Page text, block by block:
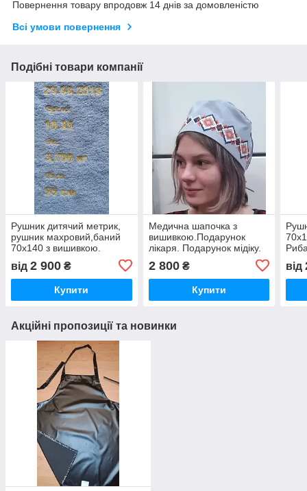
Повернення товару впродовж 14 днів за домовленістю
Всі умови повернення
Подібні товари компанії
Рушник дитячий метрик,
рушник махровий,баний
70x140 з вишивкою.
від 2 900 ₴
Купити
Медична шапочка з
вишивкою.Подарунок
лікаря. Подарунок мідіку.
Подарунок для медика.
2 800₴
Купити
від
Акційні пропозиції та новинки